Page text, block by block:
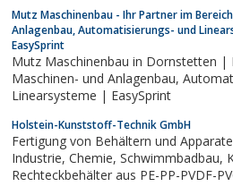
kundenspezifische Lösungen.
Mutz Maschinenbau - Ihr Partner im
Anlagenbau, Automatisierungs- und
EasySprint
Mutz Maschinenbau in Dornstetten |
Maschinen- und Anlagenbau, Automatisierungs- und
Linearsysteme | EasySprint
Holstein-Kunststoff-Technik GmbH
Fertigung von Behältern und
Industrie, Chemie, Schwimmbadbau, Klimatechnik.Rund- und
Rechteckbehälter aus PE-PP-PVDF-